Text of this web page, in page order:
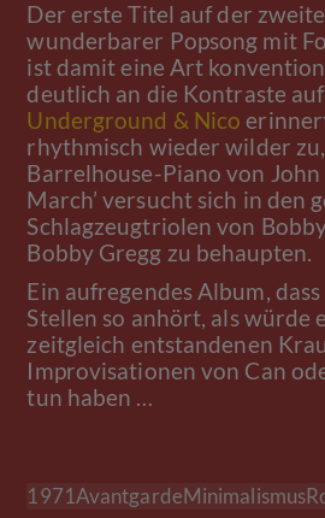
Der erste Titel auf der
wunderbarer Popsong mit
ist damit eine Art
deutlich an die Kontraste auf
Underground & Nico
rhythmisch wieder wilder
Barrelhouse-Piano von John
March’ versucht sich in den
Schlagzeugtriolen von
Bobby Gregg zu behaupten.
Ein aufregendes Album,
Stellen so anhört, als würde
zeitgleich entstandenen
Improvisationen von Can
tun haben …
1971AvantgardeMinimalismus